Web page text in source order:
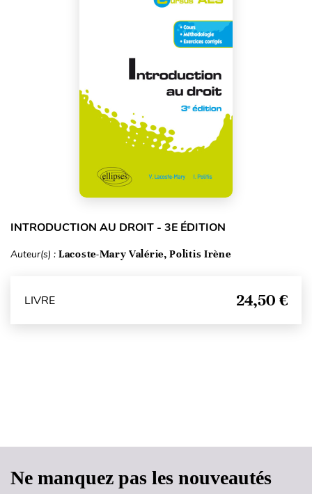
INTRODUCTION AU DROIT - 3E ÉDITION
Auteur(s) : Lacoste-Mary Valérie, Politis Irène
LIVRE 24,50 €
Ne manquez pas les nouveautés